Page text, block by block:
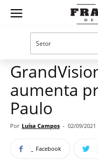
Guia
Mercado de franquias
aumenta
Paulo
Por Luísa Campos - 02/09/2021
Facebook